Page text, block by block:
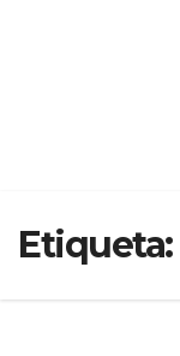
Etiqueta: